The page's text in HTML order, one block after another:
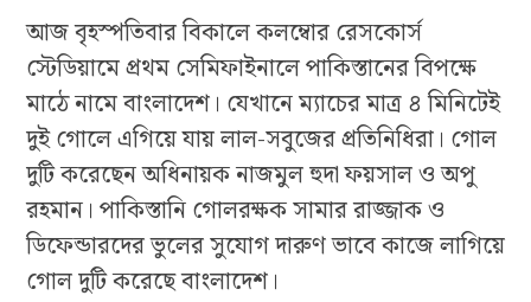
আজ বৃহস্পতিবার বিকালে কলম্বোর রেসকোর্স
স্টেডিয়ামে প্রথম সেমিফাইনালে পাকিস্তানের বিপক্ষে
মাঠে নামে বাংলাদেশ। যেখানে ম্যাচের মাত্র ৪ মিনিটেই
দুই গোলে এগিয়ে যায় লাল-সবুজের প্রতিনিধিরা। গোল
দুটি করেছেন অধিনায়ক নাজমুল হুদা ফয়সাল ও অপু
রহমান। পাকিস্তানি গোলরক্ষক সামার রাজ্জাক ও
ডিফেন্ডারদের ভুলের সুযোগ দারুণ ভাবে কাজে লাগিয়ে
গোল দুটি করেছে বাংলাদেশ।